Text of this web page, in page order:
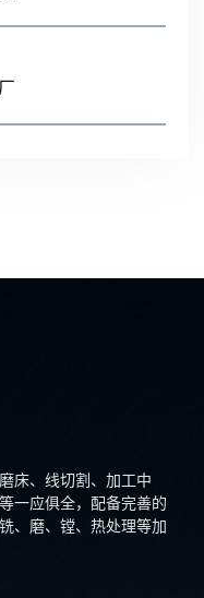
床、线切割、加工中
一应俱全，配备完善的
、磨、镗、热处理等加